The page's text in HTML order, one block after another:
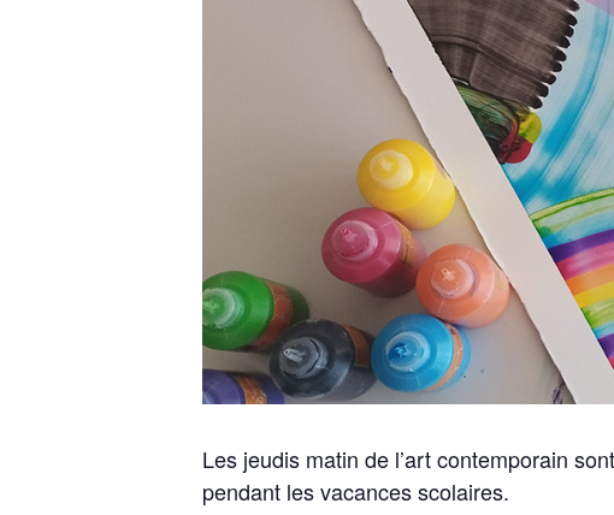
Les jeudis matin de l’art contemporain
pendant les vacances scolaires.